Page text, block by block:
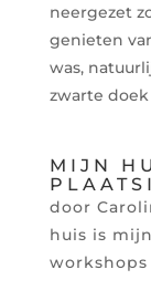
neergezet
genieten
was,
zwarte
MIJN
door
huis is
workshops